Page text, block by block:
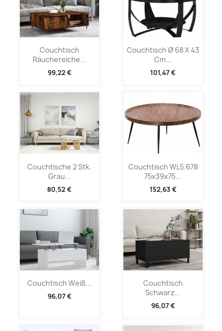
Couchtisch
Räuchereiche...
99,22 €
Couchtisch Ø 68 X 43
Cm...
101,47 €
Couchtische 2 Stk.
Grau...
80,52 €
Couchtisch WL5.678
75x39x75...
152,63 €
Couchtisch Weiß...
96,07 €
Couchtisch
Schwarz...
96,07 €